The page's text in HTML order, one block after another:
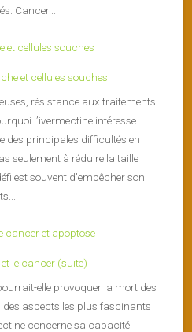
Cancer...
et cellules souches
résistance aux traitements
l’ivermectine intéresse
des principales difficultés en
seulement à réduire la taille
est souvent d’empêcher son
le cancer (suite)
elle provoquer la mort des
des aspects les plus fascinants
concerne sa capacité